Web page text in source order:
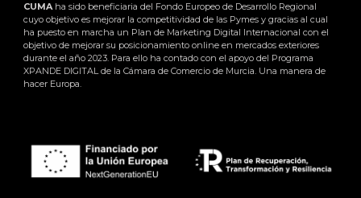
CUMAha sido beneficiaria del Fondo Europeo de Desarrollo Regional
cuyo objetivo es mejorar la competitividad de las Pymes y gracias al cual
ha puesto en marcha un Plan de Marketing Digital Internacional con el
objetivo de mejorar su posicionamiento online en mercados exteriores
durante el año 2023. Para ello ha contado con el apoyo del Programa
XPANDE DIGITAL de la Cámara de Comercio de Murcia. Una manera de
hacer Europa.